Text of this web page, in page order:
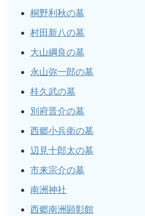
桐野利秋の墓
村田新八の墓
大山綱良の墓
永山弥一郎の墓
桂久武の墓
別府晋介の墓
西郷小兵衛の墓
辺見十郎太の墓
市来宗介の墓
南洲神社
西郷南洲顕彰館